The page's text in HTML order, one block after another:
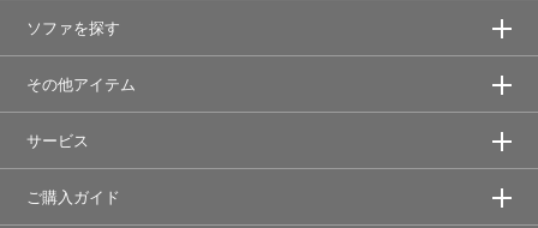
ソファを探す
その他アイテム
サービス
ご購入ガイド